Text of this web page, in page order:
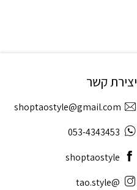
יצירת קשר
shoptaostyle@gmail.com
053-4343453
shoptaostyle
@tao.style